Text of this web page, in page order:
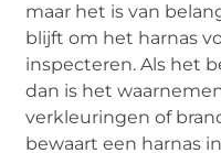
maar het is van
blijft om het harnas
inspecteren. Als het
dan is het
verkleuringen of
bewaart een harnas